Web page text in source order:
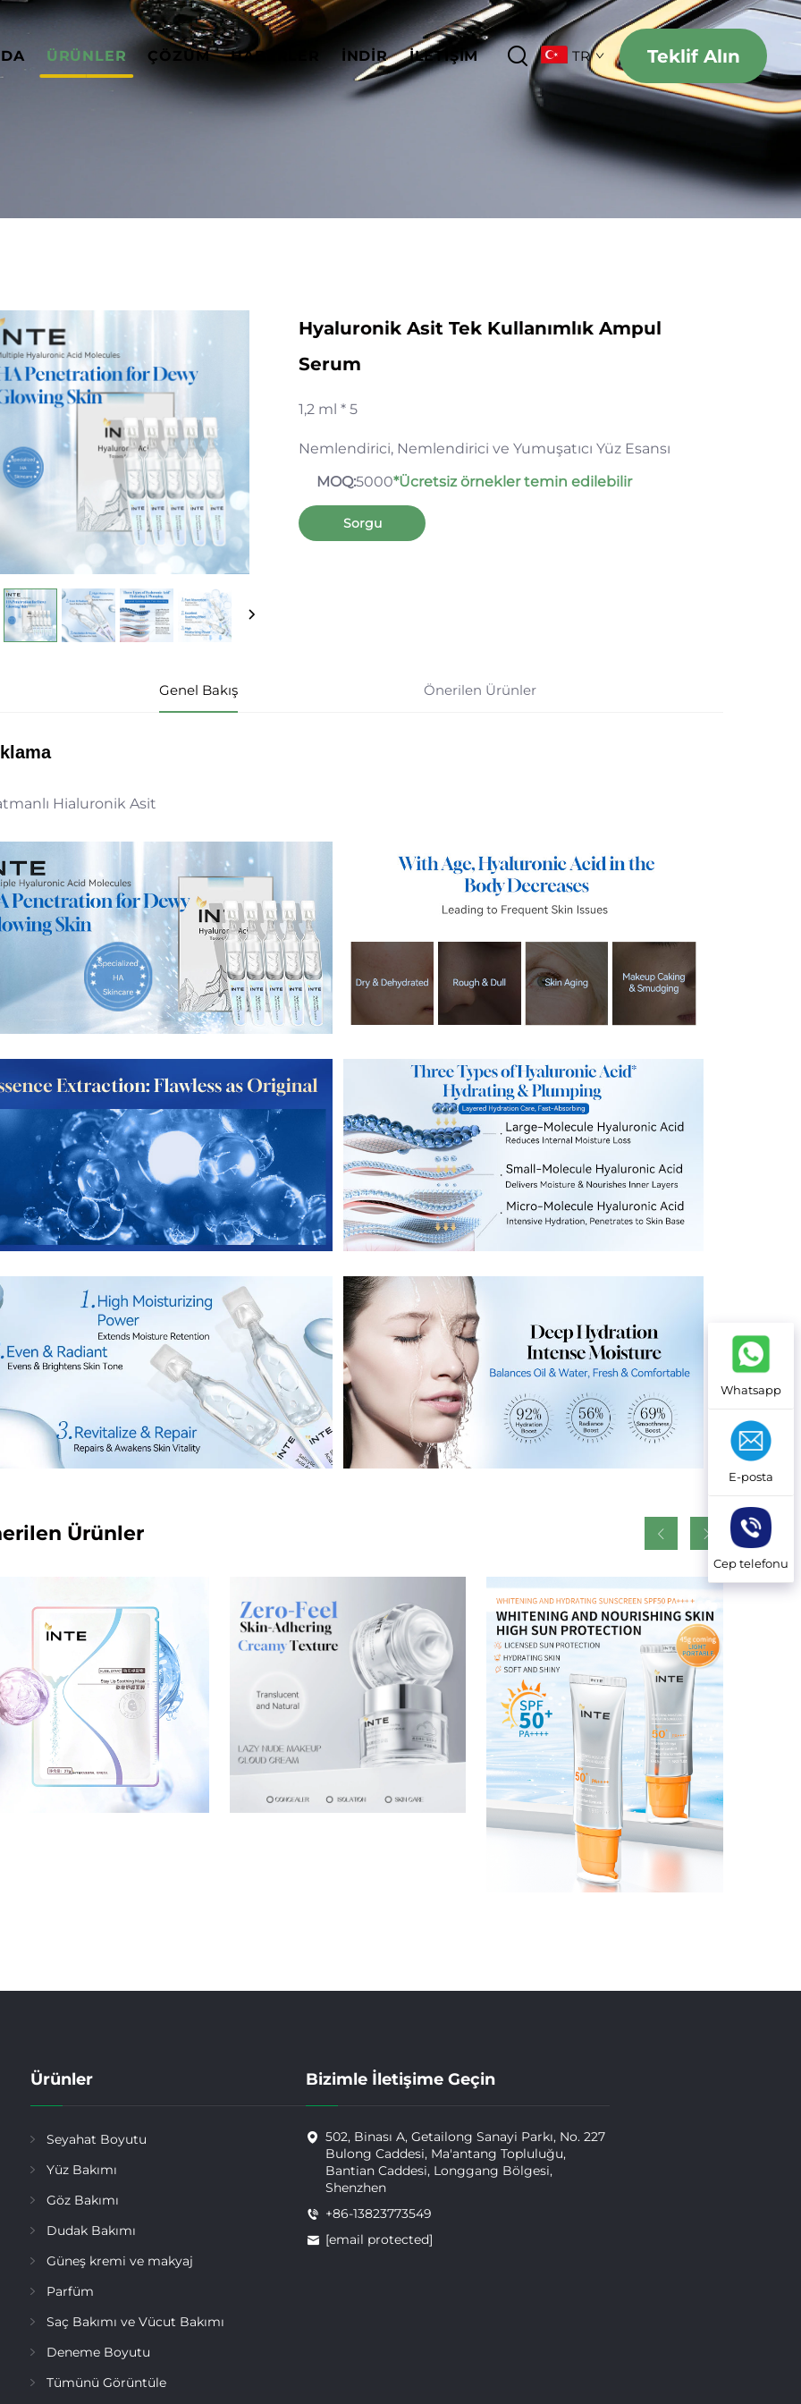
ÜRÜNLER ÇÖZÜM HABERLER İNDIR İLETIŞIM TR Teklif Alın
Hyaluronik Asit Tek Kullanımlık Ampul
Serum
1,2 ml * 5
Nemlendirici, Nemlendirici ve Yumuşatıcı Yüz Esansı
MOQ:5000*Ücretsiz örnekler temin edilebilir
Sorgu
Genel Bakış Önerilen Ürünler
Hialuronik Asit
Ürünler
Whatsapp
E-posta
Cep telefonu
Ürünler
Seyahat Boyutu
Yüz Bakımı
Göz Bakımı
Dudak Bakımı
Güneş kremi ve makyaj
Parfüm
Saç Bakımı ve Vücut Bakımı
Deneme Boyutu
Tümünü Görüntüle
Bizimle İletişime Geçin
502, Binası A, Getailong Sanayi Parkı, No. 227
Bulong Caddesi, Ma'antang Topluluğu,
Bantian Caddesi, Longgang Bölgesi,
Shenzhen
+86-13823773549
[email protected]